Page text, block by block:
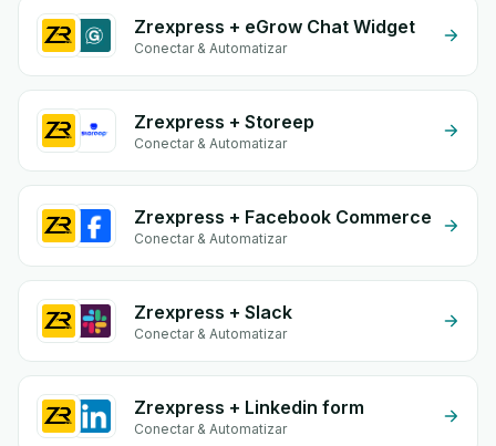
Zrexpress + eGrow Chat Widget
Conectar & Automatizar
Zrexpress + Storeep
Conectar & Automatizar
Zrexpress + Facebook Commerce
Conectar & Automatizar
Zrexpress + Slack
Conectar & Automatizar
Zrexpress + Linkedin form
Conectar & Automatizar